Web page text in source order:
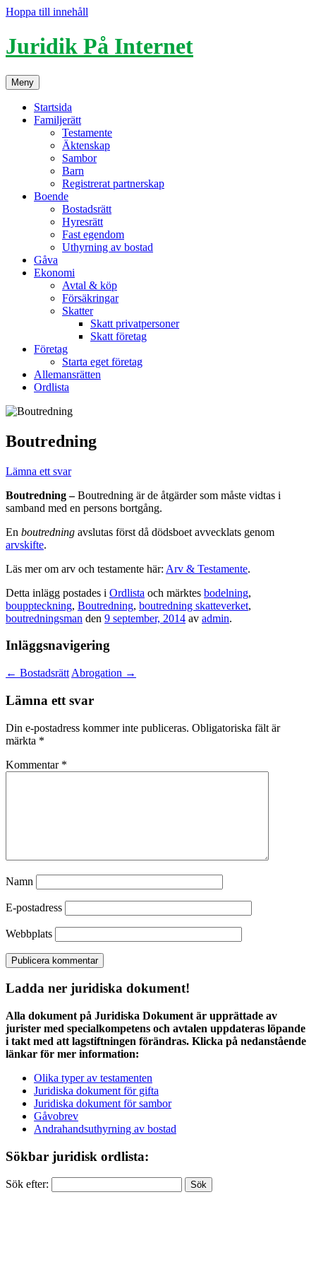
Hoppa till innehåll
Juridik På Internet
Meny
Startsida
Familjerätt
Testamente
Äktenskap
Sambor
Barn
Registrerat partnerskap
Boende
Bostadsrätt
Hyresrätt
Fast egendom
Uthyrning av bostad
Gåva
Ekonomi
Avtal & köp
Försäkringar
Skatter
Skatt privatpersoner
Skatt företag
Företag
Starta eget företag
Allemansrätten
Ordlista
Boutredning
Lämna ett svar
Boutredning –Boutredning är de åtgärder som måste vidtas i
samband med en persons bortgång.
En boutredning avslutas först då dödsboet avvecklats genom
arvskifte.
Läs mer om arv och testamente här: Arv & Testamente.
Detta inlägg postades i Ordlista och märktes bodelning,
bouppteckning, Boutredning, boutredning skatteverket,
boutredningsman den 9 september, 2014 av admin.
Inläggsnavigering
← Bostadsrätt Abrogation →
Lämna ett svar
Din e-postadress kommer inte publiceras. Obligatoriska fält är
märkta *
Kommentar *
Namn
E-postadress
Webbplats
Ladda ner juridiska dokument!
Alla dokument på Juridiska Dokument är upprättade av
jurister med specialkompetens och avtalen uppdateras löpande
i takt med att lagstiftningen förändras. Klicka på nedanstående
länkar för mer information:
Olika typer av testamenten
Juridiska dokument för gifta
Juridiska dokument för sambor
Gåvobrev
Andrahandsuthyrning av bostad
Sökbar juridisk ordlista:
Sök efter: